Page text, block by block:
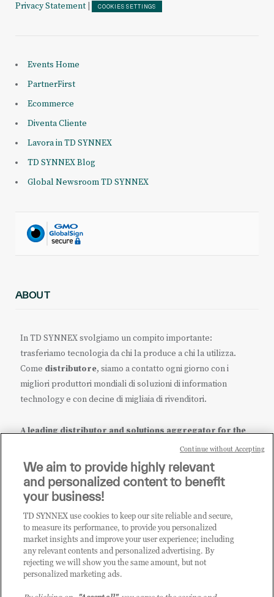
Privacy Statement COOKIES SETTINGS
Events Home
PartnerFirst
Ecommerce
Diventa Cliente
Lavora in TD SYNNEX
TD SYNNEX Blog
Global Newsroom TD SYNNEX
ABOUT
In TD SYNNEX svolgiamo un compito importante:
trasferiamo tecnologia da chi la produce a chi la utilizza.
Come distributore, siamo a contatto ogni giorno con i
migliori produttori mondiali di soluzioni di information
technology e con decine di migliaia di rivenditori.
A leading distributor and solutions aggregator for the
it.tdsynnex.com|eu.tdsynnex.com|tdsynnex.com
CATEGORIE
Categorie
We aim to provide highly relevant
and personalized content to benefit
your business!
TD SYNNEX use cookies to keep our site reliable and secure,
to measure its performance, to provide you personalized
market insights and improve your user experience; including
any relevant contents and personalized advertising. By
rejecting we will show you the same amount, but not
personalized marketing ads.
Continue without Accepting